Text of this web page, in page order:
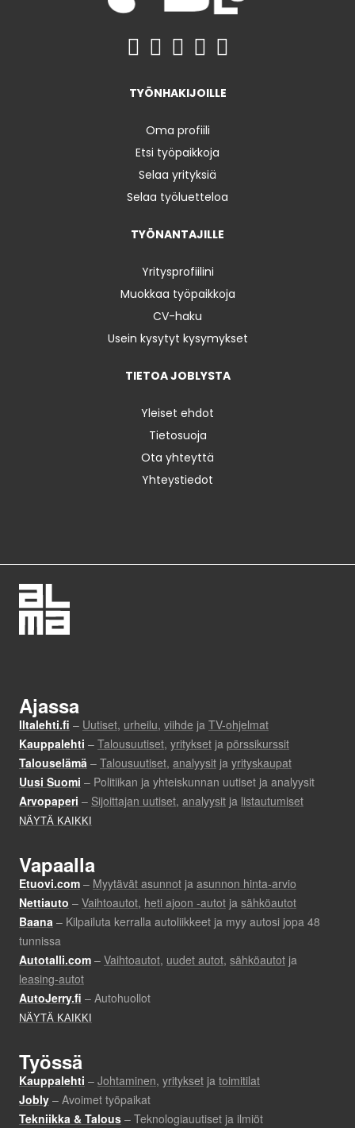
TYÖNHAKIJOILLE
Oma profiili
Etsi työpaikkoja
Selaa yrityksiä
Selaa työluetteloa
TYÖNANTAJILLE
Yritysprofiilini
Muokkaa työpaikkoja
CV-haku
Usein kysytyt kysymykset
TIETOA JOBLYSTA
Yleiset ehdot
Tietosuoja
Ota yhteyttä
Yhteystiedot